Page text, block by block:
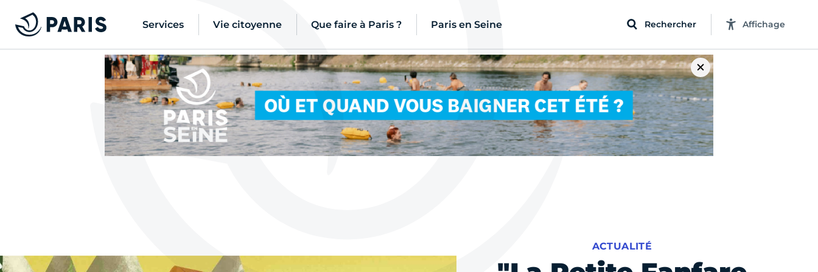
Services Vie citoyenne Que faire à Paris ? Paris en Seine Rechercher Affichage
ACTUALITÉ